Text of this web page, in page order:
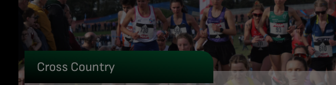
Cross Country